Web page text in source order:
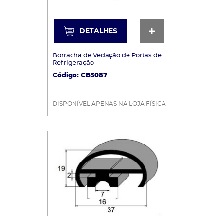
DETALHES
DETALHES
Borracha de Vedação de Portas de
Refrigeração
Código: CB5087
DISPONÍVEL APENAS NA LOJA FÍSICA